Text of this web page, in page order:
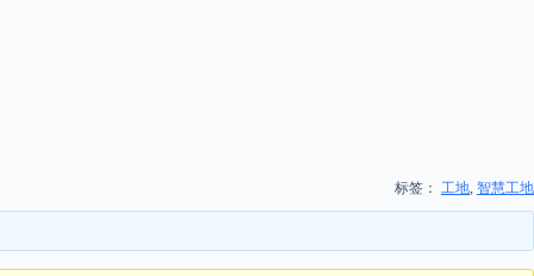
标签： 工地, 智慧工地